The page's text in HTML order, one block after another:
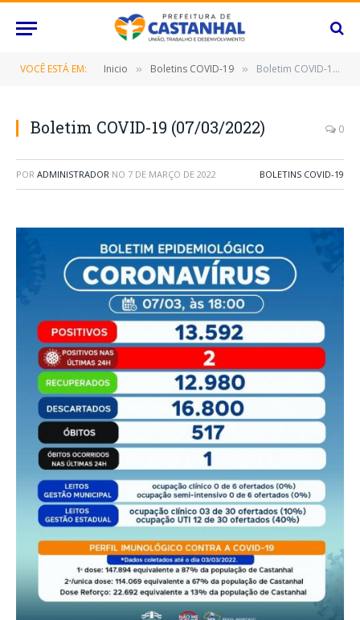
VOCÊ ESTÁ EM: Inicio » Boletins COVID-19 » Boletim COVID-19 (07/03/2022)
Boletim COVID-19 (07/03/2022) 0
POR ADMINISTRADOR NO 7 DE MARÇO DE 2022 BOLETINS COVID-19